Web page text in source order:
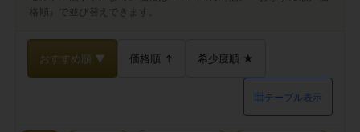
格順』で並び替えできます。
おすすめ順 ▼ 価格順 ↑ 希少度順 ★
▦テーブル表示